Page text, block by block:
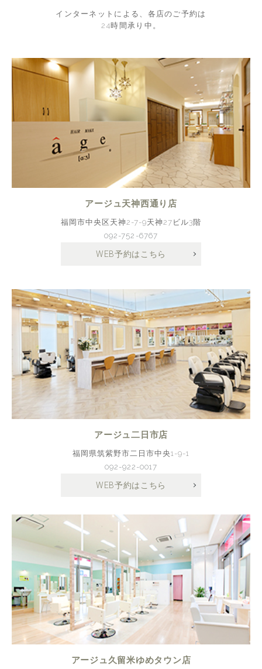
インターネットによる、各店のご予約は
24時間承り中。
アージュ天神西通り店
福岡市中央区天神2-7-9天神27ビル3階
092-752-6767
WEB予約はこちら
アージュ二日市店
福岡県筑紫野市二日市中央1-9-1
092-922-0017
WEB予約はこちら
アージュ久留米ゆめタウン店